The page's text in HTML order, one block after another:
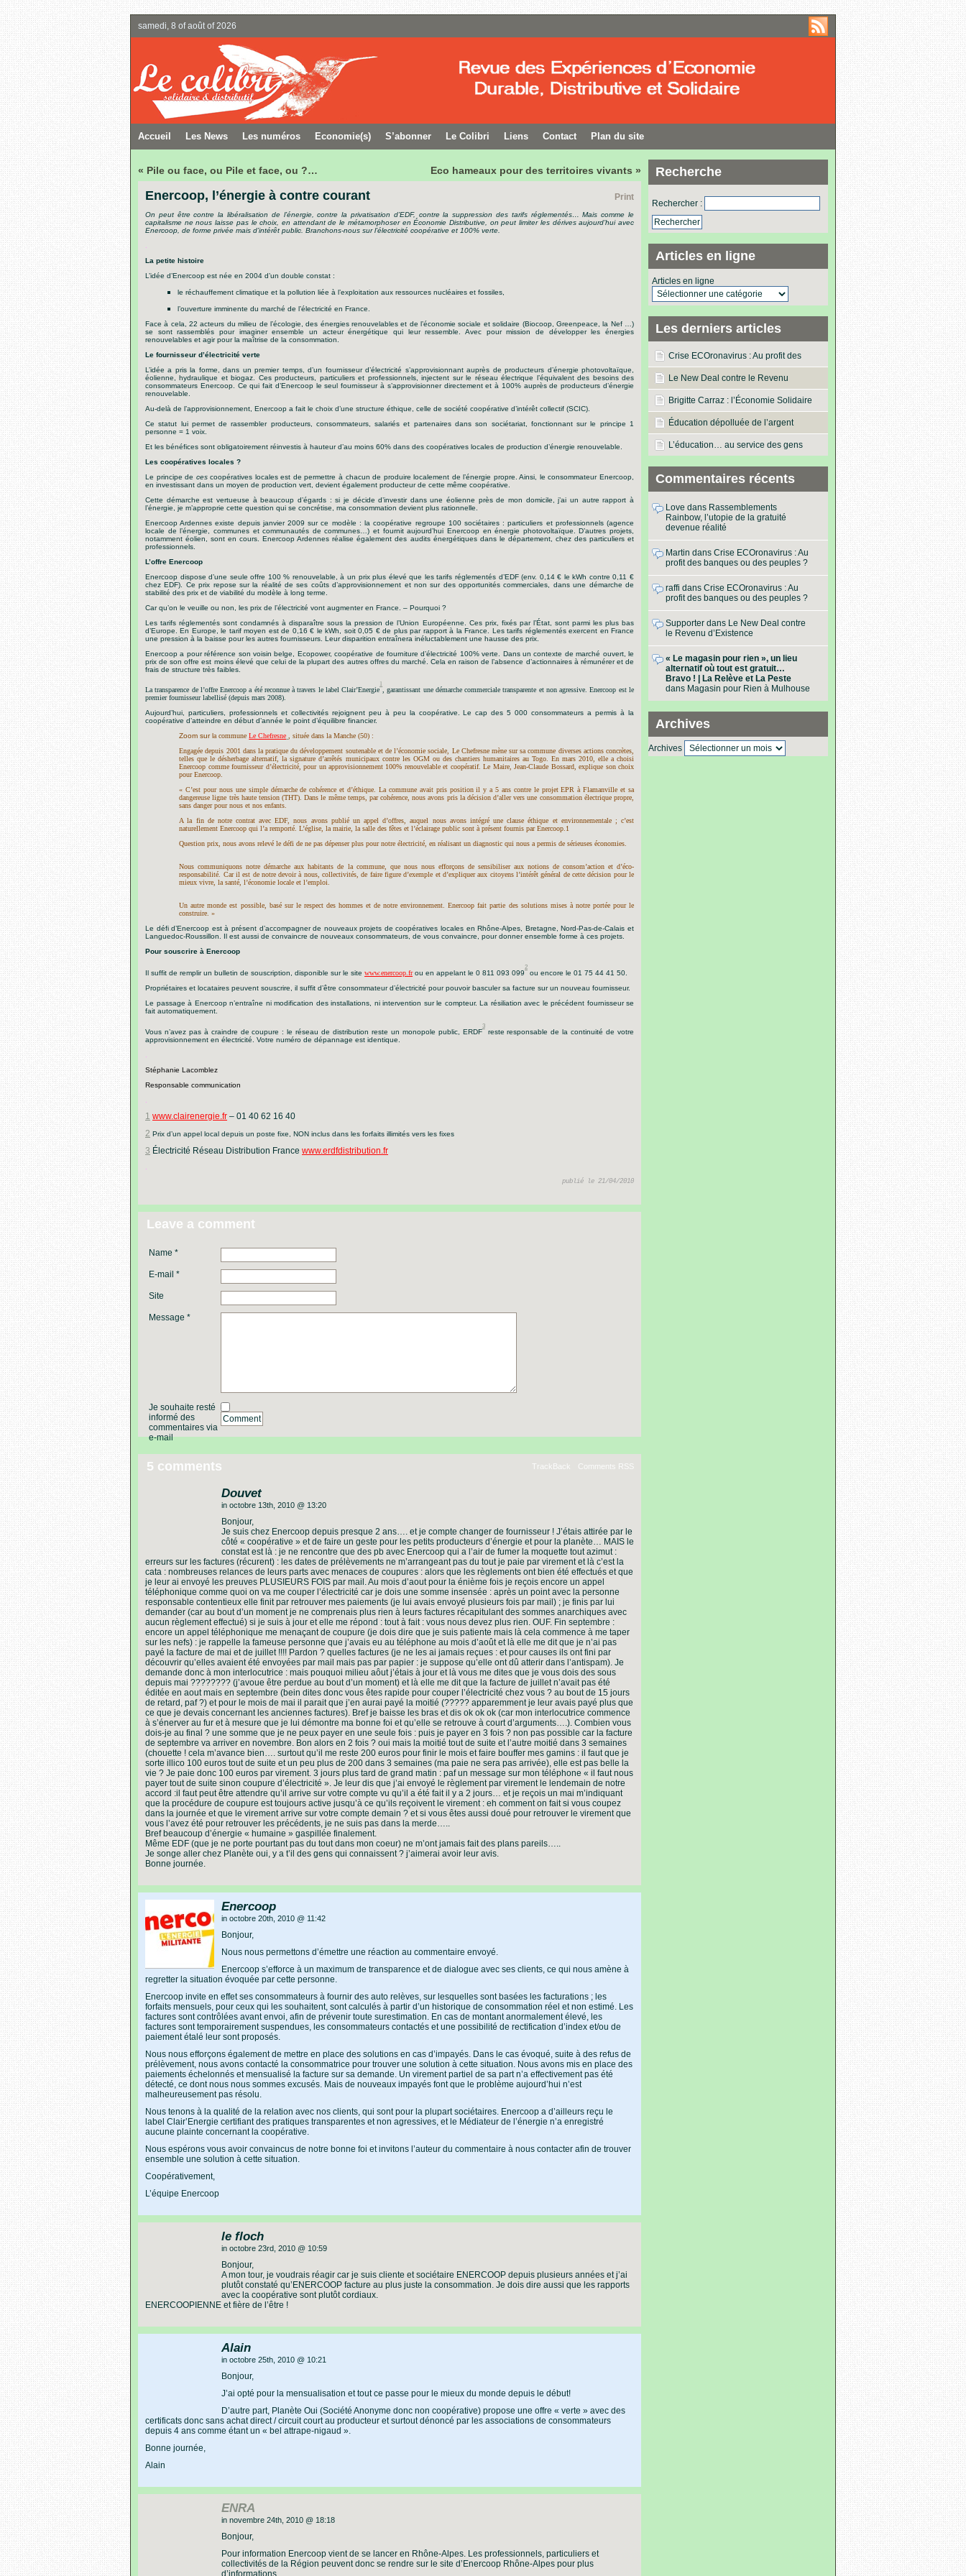
samedi, 8 of août of 2026
Accueil Les News Les numéros Economie(s) S’abonner Le Colibri Liens Contact Plan du site
Recherche
Rechercher :
Articles en ligne
Articles en ligne
Les derniers articles
Crise ECOronavirus : Au profit des
banques ou des peuples ?
Le New Deal contre le Revenu
d’Existence
Brigitte Carraz : l’Économie Solidaire
dans les actes !
Éducation dépolluée de l’argent
L’éducation… au service des gens
Commentaires récents
Love dans Rassemblements
Rainbow, l’utopie de la gratuité
devenue réalité
Martin dans Crise ECOronavirus : Au
profit des banques ou des peuples ?
raffi dans Crise ECOronavirus : Au
profit des banques ou des peuples ?
Supporter dans Le New Deal contre
le Revenu d’Existence
« Le magasin pour rien », un lieu
alternatif où tout est gratuit…
Bravo ! | La Relève et La Peste
dans Magasin pour Rien à Mulhouse
Archives
Archives
« Pile ou face, ou Pile et face, ou ?… Eco hameaux pour des territoires vivants »
Print
Enercoop, l’énergie à contre courant
On peut être contre la libéralisation de l’énergie, contre la privatisation d’EDF, contre la suppression des tarifs réglementés… Mais comme le
capitalisme ne nous laisse pas le choix, en attendant de le métamorphoser en Économie Distributive, on peut limiter les dérives aujourd’hui avec
Enercoop, de forme privée mais d’intérêt public. Branchons-nous sur l’électricité coopérative et 100% verte.
La petite histoire
L’idée d’Enercoop est née en 2004 d’un double constat :
le réchauffement climatique et la pollution liée à l’exploitation aux ressources nucléaires et fossiles,
l’ouverture imminente du marché de l’électricité en France.
Face à cela, 22 acteurs du milieu de l’écologie, des énergies renouvelables et de l’économie sociale et solidaire (Biocoop, Greenpeace, la Nef …)
se sont rassemblés pour imaginer ensemble un acteur énergétique qui leur ressemble. Avec pour mission de développer les énergies
renouvelables et agir pour la maîtrise de la consommation.
Le fournisseur d’électricité verte
L’idée a pris la forme, dans un premier temps, d’un fournisseur d’électricité s’approvisionnant auprès de producteurs d’énergie photovoltaïque,
éolienne, hydraulique et biogaz. Ces producteurs, particuliers et professionnels, injectent sur le réseau électrique l’équivalent des besoins des
consommateurs Enercoop. Ce qui fait d’Enercoop le seul fournisseur à s’approvisionner directement et à 100% auprès de producteurs d’énergie
renouvelable.
Au-delà de l’approvisionnement, Enercoop a fait le choix d’une structure éthique, celle de société coopérative d’intérêt collectif (SCIC).
Ce statut lui permet de rassembler producteurs, consommateurs, salariés et partenaires dans son sociétariat, fonctionnant sur le principe 1
personne = 1 voix.
Et les bénéfices sont obligatoirement réinvestis à hauteur d’au moins 60% dans des coopératives locales de production d’énergie renouvelable.
Les coopératives locales ?
Le principe de cescoopératives locales est de permettre à chacun de produire localement de l’énergie propre. Ainsi, le consommateur Enercoop,
en investissant dans un moyen de production vert, devient également producteur de cette même coopérative.
Cette démarche est vertueuse à beaucoup d’égards : si je décide d’investir dans une éolienne près de mon domicile, j’ai un autre rapport à
l’énergie, je m’approprie cette question qui se concrétise, ma consommation devient plus rationnelle.
Enercoop Ardennes existe depuis janvier 2009 sur ce modèle : la coopérative regroupe 100 sociétaires : particuliers et professionnels (agence
locale de l’énergie, communes et communautés de communes…) et fournit aujourd’hui Enercoop en énergie photovoltaïque. D’autres projets,
notamment éolien, sont en cours. Enercoop Ardennes réalise également des audits énergétiques dans le département, chez des particuliers et
professionnels.
L’offre Enercoop
Enercoop dispose d’une seule offre 100 % renouvelable, à un prix plus élevé que les tarifs réglementés d’EDF (env. 0,14 € le kWh contre 0,11 €
chez EDF). Ce prix repose sur la réalité de ses coûts d’approvisionnement et non sur des opportunités commerciales, dans une démarche de
stabilité des prix et de viabilité du modèle à long terme.
Car qu’on le veuille ou non, les prix de l’électricité vont augmenter en France. – Pourquoi ?
Les tarifs réglementés sont condamnés à disparaître sous la pression de l’Union Européenne. Ces prix, fixés par l’État, sont parmi les plus bas
d’Europe. En Europe, le tarif moyen est de 0,16 € le kWh, soit 0,05 € de plus par rapport à la France. Les tarifs réglementés exercent en France
une pression à la baisse pour les autres fournisseurs. Leur disparition entraînera inéluctablement une hausse des prix.
Enercoop a pour référence son voisin belge, Ecopower, coopérative de fourniture d’électricité 100% verte. Dans un contexte de marché ouvert, le
prix de son offre est moins élevé que celui de la plupart des autres offres du marché. Cela en raison de l’absence d’actionnaires à rémunérer et de
frais de structure très faibles.
La transparence de l’offre Enercoop a été reconnue à travers le label Clair’Energie
1
, garantissant une démarche commerciale transparente et non agressive. Enercoop est le
premier fournisseur labellisé (depuis mars 2008).
Aujourd’hui, particuliers, professionnels et collectivités rejoignent peu à peu la coopérative. Le cap des 5 000 consommateurs a permis à la
coopérative d’atteindre en début d’année le point d’équilibre financier.
Zoom sur la communeLe Chefresne , située dans la Manche (50) :
Engagée depuis 2001 dans la pratique du développement soutenable et de l’économie sociale, Le Chefresne mène sur sa commune diverses actions concrètes,
telles que le désherbage alternatif, la signature d’arrêtés municipaux contre les OGM ou des chantiers humanitaires au Togo. En mars 2010, elle a choisi
Enercoop comme fournisseur d’électricité, pour un approvisionnement 100% renouvelable et coopératif.Le Maire, Jean-Claude Bossard, explique son choix
pour Enercoop.
« C’est pour nous une simple démarche de cohérence et d’éthique. La commune avait pris position il y a 5 ans contre le projet EPR à Flamanville et sa
dangereuse ligne très haute tension (THT). Dans le même temps, par cohérence, nous avons pris la décision d’aller vers une consommation électrique propre,
sans danger pour nous et nos enfants.
A la fin de notre contrat avec EDF, nous avons publié un appel d’offres, auquel nous avons intégré une clause éthique et environnementale ; c’est
naturellement Enercoop qui l’a remporté. L’église, la mairie, la salle des fêtes et l’éclairage public sont à présent fournis par Enercoop.1
Question prix, nous avons relevé le défi de ne pas dépenser plus pour notre électricité, en réalisant un diagnostic qui nous a permis de sérieuses économies.
Nous communiquons notre démarche aux habitants de la commune, que nous nous efforçons de sensibiliser aux notions de consom’action et d’éco-
responsabilité. Car il est de notre devoir à nous, collectivités, de faire figure d’exemple et d’expliquer aux citoyens l’intérêt général de cette décision pour le
mieux vivre, la santé, l’économie locale et l’emploi.
Un autre monde est possible, basé sur le respect des hommes et de notre environnement. Enercoop fait partie des solutions mises à notre portée pour le
construire. »
Le défi d’Enercoop est à présent d’accompagner de nouveaux projets de coopératives locales en Rhône-Alpes, Bretagne, Nord-Pas-de-Calais et
Languedoc-Roussillon. Il est aussi de convaincre de nouveaux consommateurs, de vous convaincre, pour donner ensemble forme à ces projets.
Pour souscrire à Enercoop
Il suffit de remplir un bulletin de souscription, disponible sur le site www.enercoop.fr ou en appelant le 0 811 093 099
2
ou encore le 01 75 44 41 50.
Propriétaires et locataires peuvent souscrire, il suffit d’être consommateur d’électricité pour pouvoir basculer sa facture sur un nouveau fournisseur.
Le passage à Enercoop n’entraîne ni modification des installations, ni intervention sur le compteur. La résiliation avec le précédent fournisseur se
fait automatiquement.
Vous n’avez pas à craindre de coupure : le réseau de distribution reste un monopole public, ERDF
3
reste responsable de la continuité de votre
approvisionnement en électricité. Votre numéro de dépannage est identique.
Stéphanie Lacomblez
Responsable communication
1 www.clairenergie.fr – 01 40 62 16 40
2 Prix d’un appel local depuis un poste fixe, NON inclus dans les forfaits illimités vers les fixes
3 Électricité Réseau Distribution France www.erdfdistribution.fr
publié le 21/04/2010
Leave a comment
Name *
E-mail *
Site
Message *
Je souhaite resté
informé des
commentaires via
e-mail
Comment
Comments RSS
TrackBack
5 comments
Douvet
in octobre 13th, 2010 @ 13:20
Bonjour,
Je suis chez Enercoop depuis presque 2 ans…. et je compte changer de fournisseur ! J’étais attirée par le
côté « coopérative » et de faire un geste pour les petits producteurs d’énergie et pour la planète… MAIS le
constat est là : je ne rencontre que des pb avec Enercoop qui a l’air de fumer la moquette tout azimut :
erreurs sur les factures (récurent) : les dates de prélèvements ne m’arrangeant pas du tout je paie par virement et là c’est la
cata : nombreuses relances de leurs parts avec menaces de coupures : alors que les règlements ont bien été effectués et que
je leur ai envoyé les preuves PLUSIEURS FOIS par mail. Au mois d’aout pour la énième fois je reçois encore un appel
téléphonique comme quoi on va me couper l’électricité car je dois une somme insensée : après un point avec la personne
responsable contentieux elle finit par retrouver mes paiements (je lui avais envoyé plusieurs fois par mail) ; je finis par lui
demander (car au bout d’un moment je ne comprenais plus rien à leurs factures récapitulant des sommes anarchiques avec
aucun règlement effectué) si je suis à jour et elle me répond : tout à fait : vous nous devez plus rien. OUF. Fin septembre :
encore un appel téléphonique me menaçant de coupure (je dois dire que je suis patiente mais là cela commence à me taper
sur les nefs) : je rappelle la fameuse personne que j’avais eu au téléphone au mois d’août et là elle me dit que je n’ai pas
payé la facture de mai et de juillet !!!! Pardon ? quelles factures (je ne les ai jamais reçues : et pour causes ils ont fini par
découvrir qu’elles avaient été envoyées par mail mais pas par papier : je suppose qu’elle ont dû atterir dans l’antispam). Je
demande donc à mon interlocutrice : mais pouquoi milieu aôut j’étais à jour et là vous me dites que je vous dois des sous
depuis mai ???????? (j’avoue être perdue au bout d’un moment) et là elle me dit que la facture de juillet n’avait pas été
éditée en aout mais en septembre (bein dites donc vous êtes rapide pour couper l’électricité chez vous ? au bout de 15 jours
de retard, paf ?) et pour le mois de mai il parait que j’en aurai payé la moitié (????? apparemment je leur avais payé plus que
ce que je devais concernant les anciennes factures). Bref je baisse les bras et dis ok ok ok (car mon interlocutrice commence
à s’énerver au fur et à mesure que je lui démontre ma bonne foi et qu’elle se retrouve à court d’arguments….). Combien vous
dois-je au final ? une somme que je ne peux payer en une seule fois : puis je payer en 3 fois ? non pas possible car la facture
de septembre va arriver en novembre. Bon alors en 2 fois ? oui mais la moitié tout de suite et l’autre moitié dans 3 semaines
(chouette ! cela m’avance bien…. surtout qu’il me reste 200 euros pour finir le mois et faire bouffer mes gamins : il faut que je
sorte illico 100 euros tout de suite et un peu plus de 200 dans 3 semaines (ma paie ne sera pas arrivée), elle est pas belle la
vie ? Je paie donc 100 euros par virement. 3 jours plus tard de grand matin : paf un message sur mon téléphone « il faut nous
payer tout de suite sinon coupure d’électricité ». Je leur dis que j’ai envoyé le règlement par virement le lendemain de notre
accord :il faut peut être attendre qu’il arrive sur votre compte vu qu’il a été fait il y a 2 jours… et je reçois un mai m’indiquant
que la procédure de coupure est toujours active jusqu’à ce qu’ils reçoivent le virement : eh comment on fait si vous coupez
dans la journée et que le virement arrive sur votre compte demain ? et si vous êtes aussi doué pour retrouver le virement que
vous l’avez été pour retrouver les précédents, je ne suis pas dans la merde…..
Bref beaucoup d’énergie « humaine » gaspillée finalement.
Même EDF (que je ne porte pourtant pas du tout dans mon coeur) ne m’ont jamais fait des plans pareils…..
Je songe aller chez Planète oui, y a t’il des gens qui connaissent ? j’aimerai avoir leur avis.
Bonne journée.
Enercoop
in octobre 20th, 2010 @ 11:42
Bonjour,
Nous nous permettons d’émettre une réaction au commentaire envoyé.
Enercoop s’efforce à un maximum de transparence et de dialogue avec ses clients, ce qui nous amène à
regretter la situation évoquée par cette personne.
Enercoop invite en effet ses consommateurs à fournir des auto relèves, sur lesquelles sont basées les facturations ; les
forfaits mensuels, pour ceux qui les souhaitent, sont calculés à partir d’un historique de consommation réel et non estimé. Les
factures sont contrôlées avant envoi, afin de prévenir toute surestimation. En cas de montant anormalement élevé, les
factures sont temporairement suspendues, les consommateurs contactés et une possibilité de rectification d’index et/ou de
paiement étalé leur sont proposés.
Nous nous efforçons également de mettre en place des solutions en cas d’impayés. Dans le cas évoqué, suite à des refus de
prélèvement, nous avons contacté la consommatrice pour trouver une solution à cette situation. Nous avons mis en place des
paiements échelonnés et mensualisé la facture sur sa demande. Un virement partiel de sa part n’a effectivement pas été
détecté, ce dont nous nous sommes excusés. Mais de nouveaux impayés font que le problème aujourd’hui n’est
malheureusement pas résolu.
Nous tenons à la qualité de la relation avec nos clients, qui sont pour la plupart sociétaires. Enercoop a d’ailleurs reçu le
label Clair’Energie certifiant des pratiques transparentes et non agressives, et le Médiateur de l’énergie n’a enregistré
aucune plainte concernant la coopérative.
Nous espérons vous avoir convaincus de notre bonne foi et invitons l’auteur du commentaire à nous contacter afin de trouver
ensemble une solution à cette situation.
Coopérativement,
L’équipe Enercoop
le floch
in octobre 23rd, 2010 @ 10:59
Bonjour,
A mon tour, je voudrais réagir car je suis cliente et sociétaire ENERCOOP depuis plusieurs années et j’ai
plutôt constaté qu’ENERCOOP facture au plus juste la consommation. Je dois dire aussi que les rapports
avec la coopérative sont plutôt cordiaux.
ENERCOOPIENNE et fière de l’être !
Alain
in octobre 25th, 2010 @ 10:21
Bonjour,
J’ai opté pour la mensualisation et tout ce passe pour le mieux du monde depuis le début!
D’autre part, Planète Oui (Société Anonyme donc non coopérative) propose une offre « verte » avec des
certificats donc sans achat direct / circuit court au producteur et surtout dénoncé par les associations de consommateurs
depuis 4 ans comme étant un « bel attrape-nigaud ».
Bonne journée,
Alain
ENRA
in novembre 24th, 2010 @ 18:18
Bonjour,
Pour information Enercoop vient de se lancer en Rhône-Alpes. Les professionnels, particuliers et
collectivités de la Région peuvent donc se rendre sur le site d’Enercoop Rhône-Alpes pour plus
d’informations.